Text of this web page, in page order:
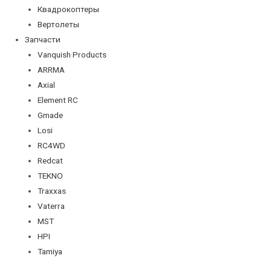
Квадрокоптеры
Вертолеты
Запчасти
Vanquish Products
ARRMA
Axial
Element RC
Gmade
Losi
RC4WD
Redcat
TEKNO
Traxxas
Vaterra
MST
HPI
Tamiya